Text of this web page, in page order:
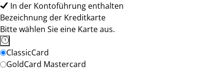
In der Kontoführung enthalten
Bezeichnung der Kreditkarte
Bitte wählen Sie eine Karte aus.
ClassicCard
GoldCard Mastercard